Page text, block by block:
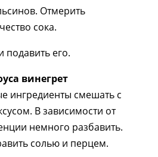
Отмерить
сока.
подавить его.
винегрет
ингредиенты смешать с
В зависимости от
немного разбавить.
солью и перцем.